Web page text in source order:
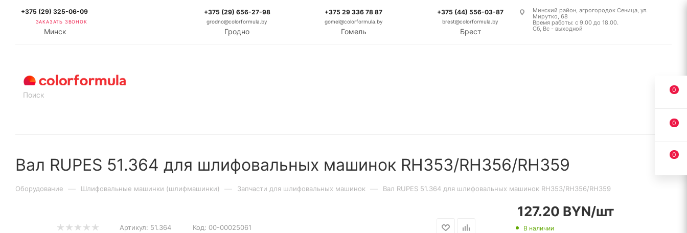
+375 (29) 325-06-09
ЗАКАЗАТЬ ЗВОНОК
Минск
+375 (29) 656-27-98
grodno@colorformula.by
Гродно
+375 29 336 78 87
gomel@colorformula.by
Гомель
+375 (44) 556-03-87
brest@colorformula.by
Брест
Минский район, агрогородок Сеница, ул.
Мирутко, 68
Время работы: с 9.00 до 18.00.
Сб, Вс - выходной
Вал RUPES 51.364 для шлифовальных машинок RH353/RH356/RH359
Оборудование — Шлифовальные машинки (шлифмашинки) — Запчасти для шлифовальных машинок — Вал RUPES 51.364 для шлифовальных машинок RH353/RH356/RH359
Артикул: 51.364 Код: 00-00025061
127.20 BYN/шт
В наличии
0
0
0